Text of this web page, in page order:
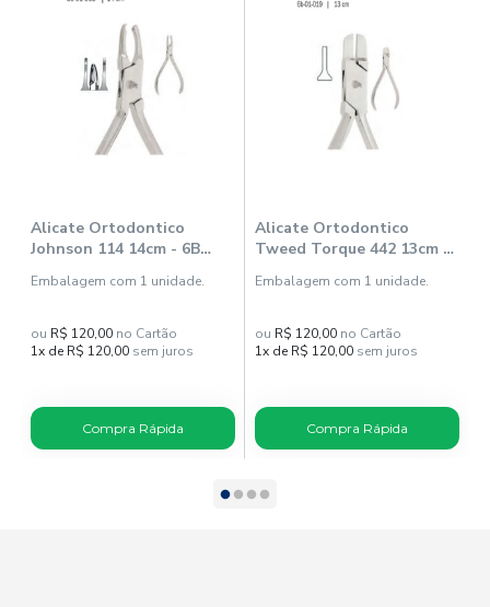
Alicate Ortodontico
Johnson 114 14cm - 6B
Embalagem com 1 unidade.
ou R$ 120,00 no Cartão
1x de R$ 120,00 sem juros
Compra Rápida
Alicate Ortodontico
Tweed Torque 442 13cm -
Embalagem com 1 unidade.
ou R$ 120,00 no Cartão
1x de R$ 120,00 sem juros
Compra Rápida